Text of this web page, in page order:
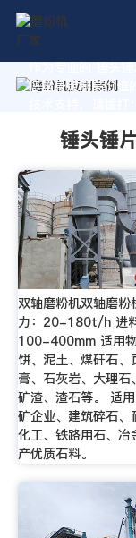
作为专业的 锤头
您量身定制高价值
锤头锤
双轴磨粉机双轴磨粉
力：20-180t/h 进料
100-400mm 适用
饼、泥土、煤矸石、
膏、石灰岩、大理石
矿渣、渣石等。 适
矿企业、建筑碎石、
化工、铁路用石、冶
产优质石料。